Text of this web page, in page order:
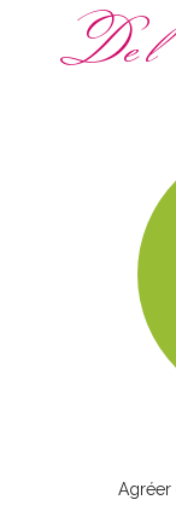
De
Agréer